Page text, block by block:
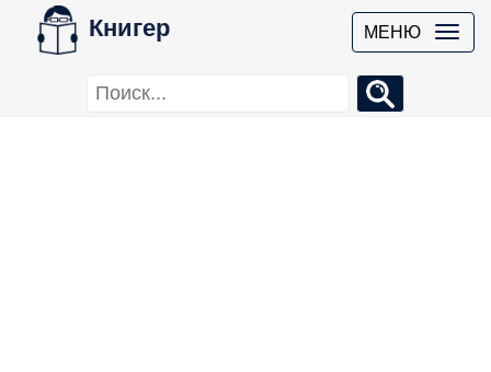
Книгер МЕНЮ